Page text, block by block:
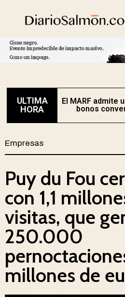
ULTIMA
HORA
El MARF admite
bonos
Empresas
Puy du Fou
con 1,1
visitas, que
250.000
millones de